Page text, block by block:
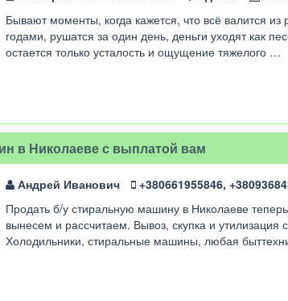
Бывают моменты, когда кажется, что всё валится
годами, рушатся за один день, деньги уходят как
остается только усталость и ощущение тяжелого …
в Николаеве с выплатой вам
Андрей Иванович +380661955846,
Продать б/у стиральную машину в Николаеве
вынесем и рассчитаем. Вывоз, скупка и утилизация
Холодильники, стиральные машины, любая